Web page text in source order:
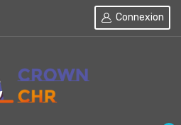
Connexion